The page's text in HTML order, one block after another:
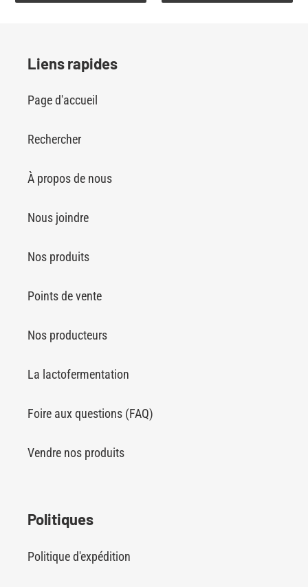
Liens rapides
Page d'accueil
Rechercher
À propos de nous
Nous joindre
Nos produits
Points de vente
Nos producteurs
La lactofermentation
Foire aux questions (FAQ)
Vendre nos produits
Politiques
Politique d'expédition